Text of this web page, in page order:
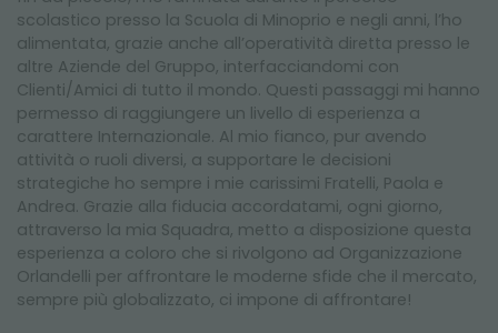
scolastico presso la Scuola di Minoprio e negli anni, l’ho
alimentata, grazie anche all’operatività diretta presso le
altre Aziende del Gruppo, interfacciandomi con
Clienti/Amici di tutto il mondo. Questi passaggi mi hanno
permesso di raggiungere un livello di esperienza a
carattere Internazionale. Al mio fianco, pur avendo
attività o ruoli diversi, a supportare le decisioni
strategiche ho sempre i mie carissimi Fratelli, Paola e
Andrea. Grazie alla fiducia accordatami, ogni giorno,
attraverso la mia Squadra, metto a disposizione questa
esperienza a coloro che si rivolgono ad Organizzazione
Orlandelli per affrontare le moderne sfide che il mercato,
sempre più globalizzato, ci impone di affrontare!